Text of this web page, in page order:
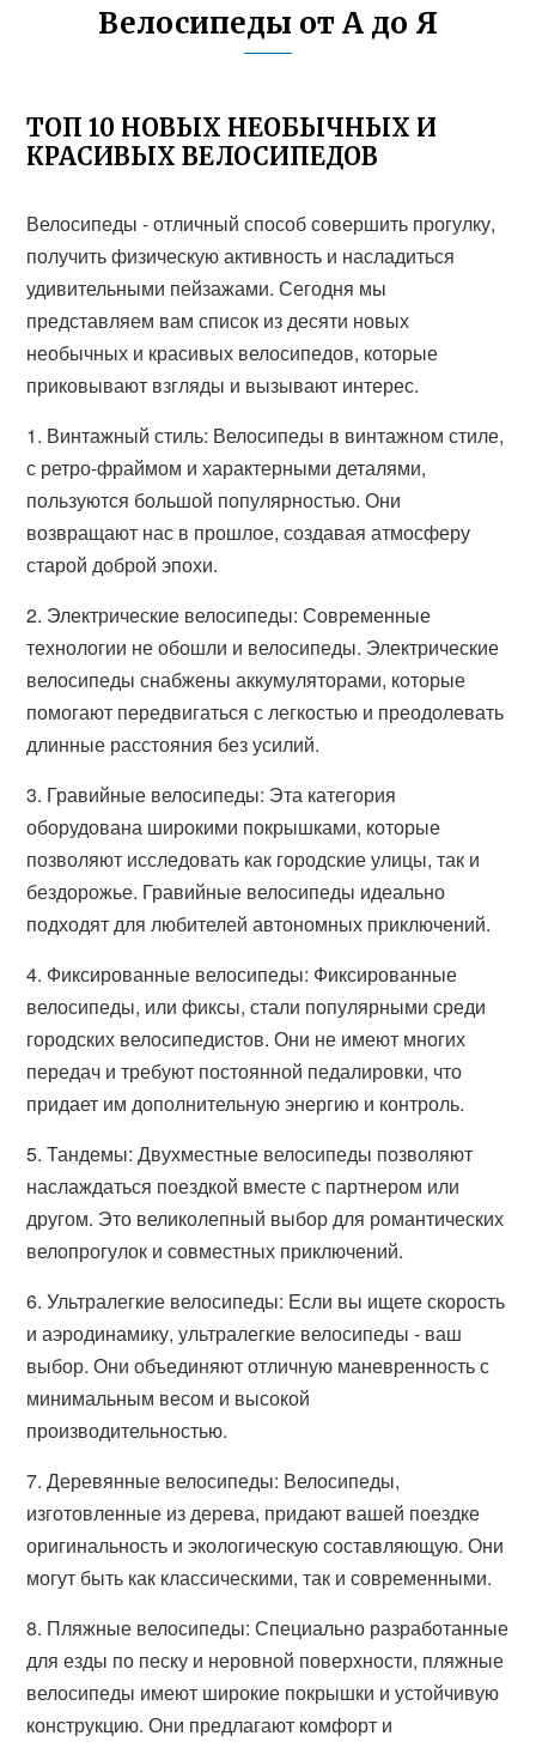
Велосипеды от А до Я
ТОП 10 НОВЫХ НЕОБЫЧНЫХ И
КРАСИВЫХ ВЕЛОСИПЕДОВ
Велосипеды - отличный способ совершить прогулку,
получить физическую активность и насладиться
удивительными пейзажами. Сегодня мы
представляем вам список из десяти новых
необычных и красивых велосипедов, которые
приковывают взгляды и вызывают интерес.
1. Винтажный стиль: Велосипеды в винтажном стиле,
с ретро-фраймом и характерными деталями,
пользуются большой популярностью. Они
возвращают нас в прошлое, создавая атмосферу
старой доброй эпохи.
2. Электрические велосипеды: Современные
технологии не обошли и велосипеды. Электрические
велосипеды снабжены аккумуляторами, которые
помогают передвигаться с легкостью и преодолевать
длинные расстояния без усилий.
3. Гравийные велосипеды: Эта категория
оборудована широкими покрышками, которые
позволяют исследовать как городские улицы, так и
бездорожье. Гравийные велосипеды идеально
подходят для любителей автономных приключений.
4. Фиксированные велосипеды: Фиксированные
велосипеды, или фиксы, стали популярными среди
городских велосипедистов. Они не имеют многих
передач и требуют постоянной педалировки, что
придает им дополнительную энергию и контроль.
5. Тандемы: Двухместные велосипеды позволяют
наслаждаться поездкой вместе с партнером или
другом. Это великолепный выбор для романтических
велопрогулок и совместных приключений.
6. Ультралегкие велосипеды: Если вы ищете скорость
и аэродинамику, ультралегкие велосипеды - ваш
выбор. Они объединяют отличную маневренность с
минимальным весом и высокой
производительностью.
7. Деревянные велосипеды: Велосипеды,
изготовленные из дерева, придают вашей поездке
оригинальность и экологическую составляющую. Они
могут быть как классическими, так и современными.
8. Пляжные велосипеды: Специально разработанные
для езды по песку и неровной поверхности, пляжные
велосипеды имеют широкие покрышки и устойчивую
конструкцию. Они предлагают комфорт и